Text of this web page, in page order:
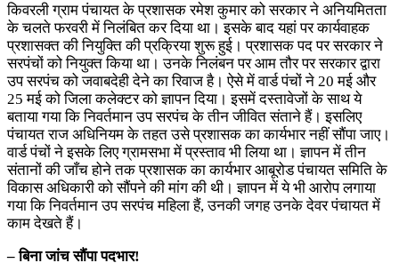
किवरली ग्राम पंचायत के प्रशासक रमेश कुमार को सरकार ने अनियमितता
के चलते फरवरी में निलंबित कर दिया था। इसके बाद यहां पर कार्यवाहक
प्रशासक्त की नियुक्ति की प्रक्रिया शुरू हुई। प्रशासक पद पर सरकार ने
सरपंचों को नियुक्त किया था। उनके निलंबन पर आम तौर पर सरकार द्वारा
उप सरपंच को जवाबदेही देने का रिवाज है। ऐसे में वार्ड पंचों ने 20 मई और
25 मई को जिला कलेक्टर को ज्ञापन दिया। इसमें दस्तावेजों के साथ ये
बताया गया कि निवर्तमान उप सरपंच के तीन जीवित संताने हैं। इसलिए
पंचायत राज अधिनियम के तहत उसे प्रशासक का कार्यभार नहीं सौंपा जाए।
वार्ड पंचों ने इसके लिए ग्रामसभा में प्रस्ताव भी लिया था। ज्ञापन में तीन
संतानों की जाँच होने तक प्रशासक का कार्यभार आबूरोड पंचायत समिति के
विकास अधिकारी को सौंपने की मांग की थी। ज्ञापन में ये भी आरोप लगाया
गया कि निवर्तमान उप सरपंच महिला हैं, उनकी जगह उनके देवर पंचायत में
काम देखते हैं।
– बिना जांच सौंपा पदभार!